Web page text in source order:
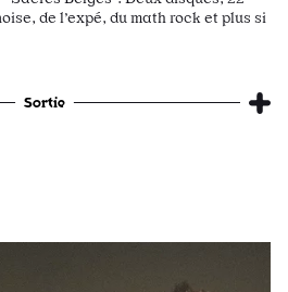
de l’expé, du math rock et plus si
Sortie